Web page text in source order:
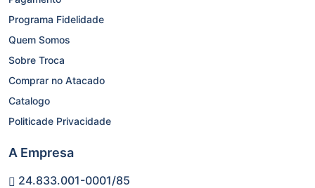
Programa Fidelidade
Quem Somos
Sobre Troca
Comprar no Atacado
Catalogo
Politicade Privacidade
A Empresa
24.833.001-0001/85